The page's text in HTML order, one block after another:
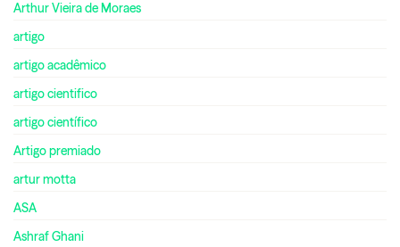
Arthur Vieira de Moraes
artigo
artigo acadêmico
artigo cientifico
artigo científico
Artigo premiado
artur motta
ASA
Ashraf Ghani